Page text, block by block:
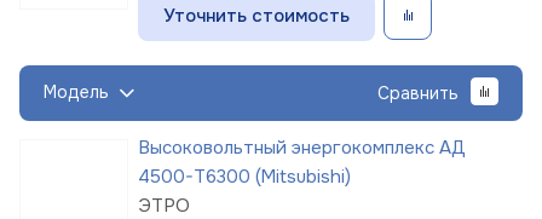
Уточнить стоимость
Модель Сравнить
Высоковольтный энергокомплекс АД
4500-Т6300 (Mitsubishi)
ЭТРО